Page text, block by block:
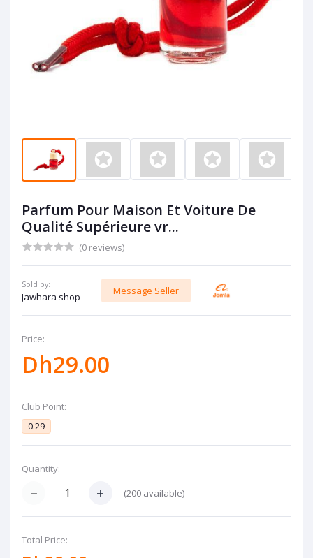
Parfum Pour Maison Et Voiture De
Qualité Supérieure vr...
(0 reviews)
Sold by:
Jawhara shop
Message Seller
Price:
Dh29.00
Club Point:
0.29
Quantity:
(200 available)
Total Price: